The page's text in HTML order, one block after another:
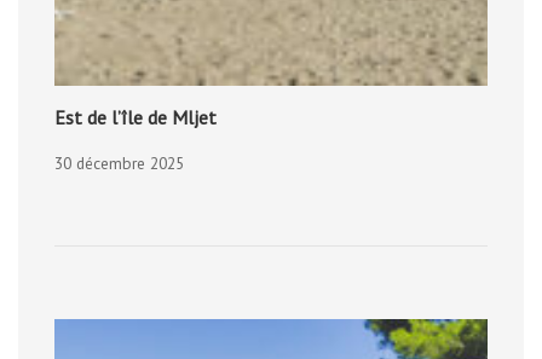
Est de l’île de Mljet
30 décembre 2025